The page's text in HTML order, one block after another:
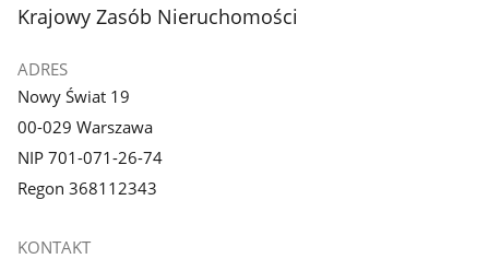
galerii.
galerii.
stopka
Krajowy Zasób Nieruchomości
ADRES
Nowy Świat 19
00-029 Warszawa
NIP 701-071-26-74
Regon 368112343
KONTAKT